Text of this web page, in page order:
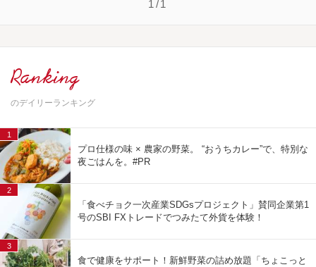
1/1
Ranking
のデイリーランキング
プロ仕様の味 × 農家の野菜。 “おうちカレー”で、特別な
夜ごはんを。#PR
1
「食べチョク一次産業SDGsプロジェクト」賛同企業第1
号のSBI FXトレードでつみたて外貨を体験！
2
食で健康をサポート！新鮮野菜の詰め放題「ちょこっと
3